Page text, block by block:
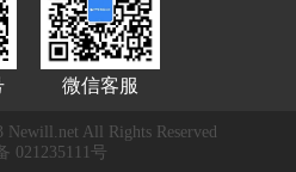
微信客服
All Rights Reserved
021235111号